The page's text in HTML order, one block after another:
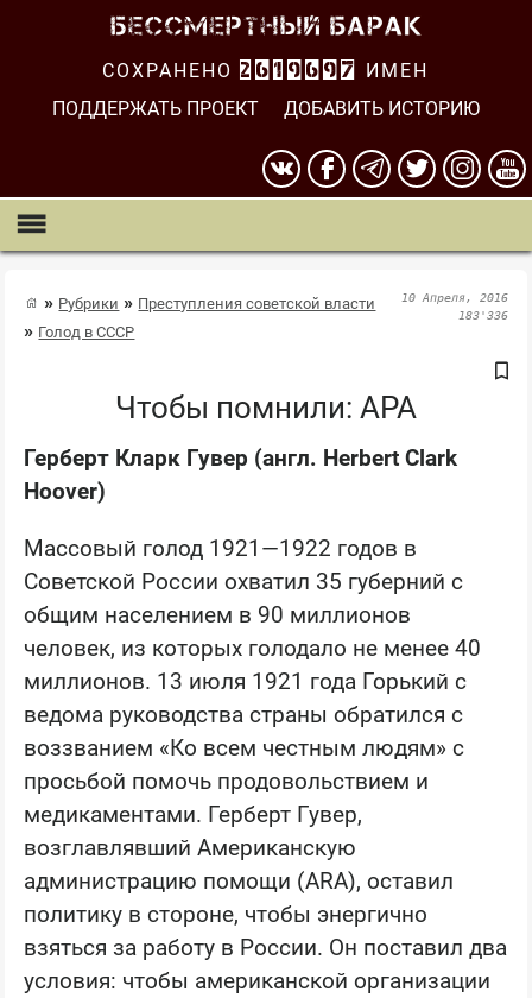
СОХРАНЕНО 2619698
ИМЕН
ПОДДЕРЖАТЬ ПРОЕКТ
ДОБАВИТЬ ИСТОРИЮ
Рубрики
Преступления советской власти
Голод в СССР
10 Апреля, 2016
183'336
Чтобы помнили: АРА
Герберт Кларк Гувер (англ. Herbert Clark
Hoover)
Массовый голод 1921—1922 годов в
Советской России охватил 35 губерний с
общим населением в 90 миллионов
человек, из которых голодало не менее 40
миллионов. 13 июля 1921 года Горький с
ведома руководства страны обратился с
воззванием «Ко всем честным людям» с
просьбой помочь продовольствием и
медикаментами. Герберт Гувер,
возглавлявший Американскую
администрацию помощи (ARA), оставил
политику в стороне, чтобы энергично
взяться за работу в России. Он поставил два
условия: чтобы американской организации